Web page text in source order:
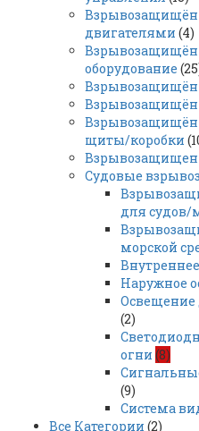
двигателями (4)
оборудование
щиты/коробки
Судовые
для судов/
морской
Наружное
Освещение
(2)
огни (8)
(9)
Система
Все Категории (2)